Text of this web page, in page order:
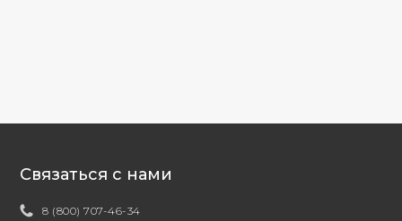
Связаться с нами
8 (800) 707-46-34